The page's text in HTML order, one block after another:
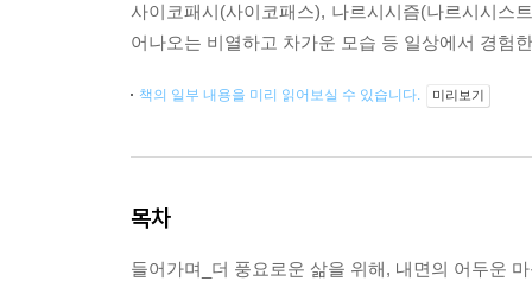
사이코패시(사이코패스), 나르시시즘(나르시시스
어나오는 비열하고 차가운 모습 등 일상에서 경험
책의 일부 내용을 미리 읽어보실 수 있습니다. 미리보기
목차
들어가며_더 풍요로운 삶을 위해, 내면의 어두운